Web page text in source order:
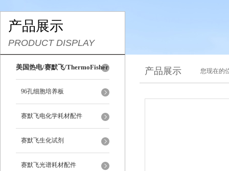
产品展示
PRODUCT DISPLAY
美国热电/赛默飞/ThermoFisher
96孔细胞培养板
赛默飞电化学耗材配件
赛默飞生化试剂
赛默飞光谱耗材配件
产品展示 您现在的